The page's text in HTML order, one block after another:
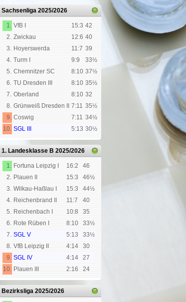
Sachsenliga 2025/2026
1. VfB I 15:3 42
2. Zwickau 12:6 40
3. Hoyerswerda 11:7 39
4. Turm I 9:9
33½
5. Chemnitzer SC 8:10 37½
6. TU Dresden III 8:10 35½
7. Oberland 8:10 32
8. Grünweiß Dresden II 7:11 35½
9. Coswig 7:11 34½
10. SGL III 5:13 30½
1. Landesklasse B 2025/2026
1. Fortuna Leipzig I 16:2
46
2. Plauen II 15:3
46½
3. Wilkau-Haßlau I 15:3
44½
4. Reichenbrand II 11:7
40
5. Reichenbach I 10:8
35
6. Rote Rüben I 8:10
33½
7. SGL V 5:13
33½
8. VfB Leipzig II 4:14
30
9. SGL IV 4:14
27
10. Plauen III 2:16 24
Bezirksliga 2025/2026